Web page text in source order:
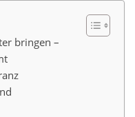
bringen –